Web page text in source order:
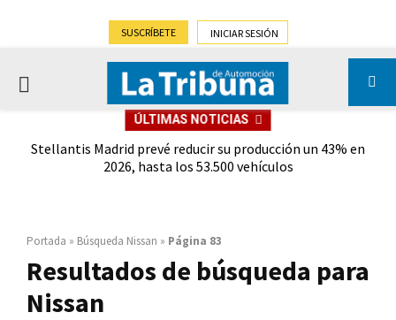
SUSCRÍBETE INICIAR SESIÓN
PRIMARY
ÚLTIMAS NOTICIAS
Stellantis Madrid prevé reducir su producción un 43% en
2026, hasta los 53.500 vehículos
Portada » Búsqueda Nissan » Página 83
Resultados de búsqueda para
Nissan